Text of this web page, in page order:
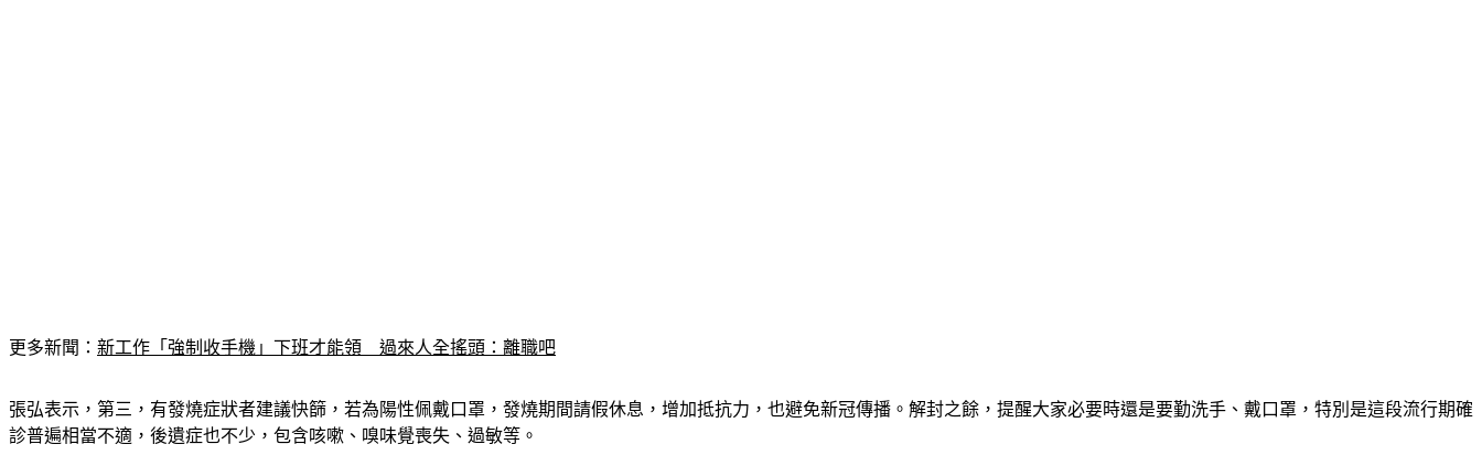
更多新聞： 新工作「強制收手機」下班才能領　過來人全搖頭：離職吧
張弘表示，第三，有發燒症狀者建議快篩，若為陽性佩戴口罩，發燒期間請假休息，增加抵抗力，也避免新冠傳播。解封之餘，提醒大家必要時還是要勤洗手、戴口罩，特別是這段流行期確
診普遍相當不適，後遺症也不少，包含咳嗽、嗅味覺喪失、過敏等。